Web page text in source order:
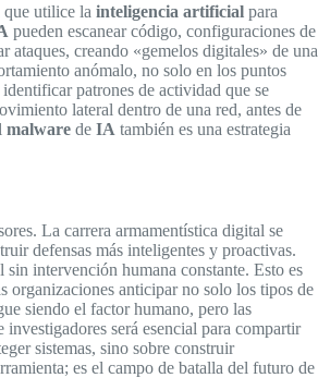
que utilice la inteligencia artificial para
pueden escanear código, configuraciones de
ataques, creando «gemelos digitales» de una
anómalo, no solo en los puntos
patrones de actividad que se
lateral dentro de una red, antes de
malware de IA también es una estrategia
La carrera armamentística digital se
defensas más inteligentes y proactivas.
intervención humana constante. Esto es
organizaciones anticipar no solo los tipos de
siendo el factor humano, pero las
será esencial para compartir
sistemas, sino sobre construir
es el campo de batalla del futuro de